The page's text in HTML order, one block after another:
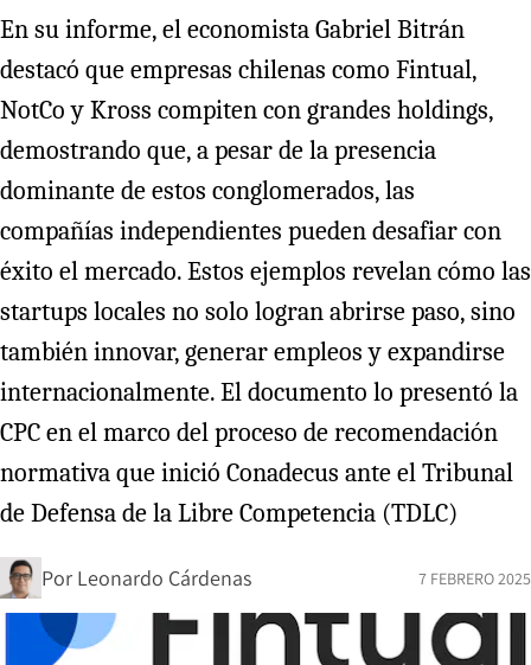
En su informe, el economista Gabriel Bitrán
destacó que empresas chilenas como Fintual,
NotCo y Kross compiten con grandes holdings,
demostrando que, a pesar de la presencia
dominante de estos conglomerados, las
compañías independientes pueden desafiar con
éxito el mercado. Estos ejemplos revelan cómo las
startups locales no solo logran abrirse paso, sino
también innovar, generar empleos y expandirse
internacionalmente. El documento lo presentó la
CPC en el marco del proceso de recomendación
normativa que inició Conadecus ante el Tribunal
de Defensa de la Libre Competencia (TDLC)
Por Leonardo Cárdenas 7 FEBRERO 2025